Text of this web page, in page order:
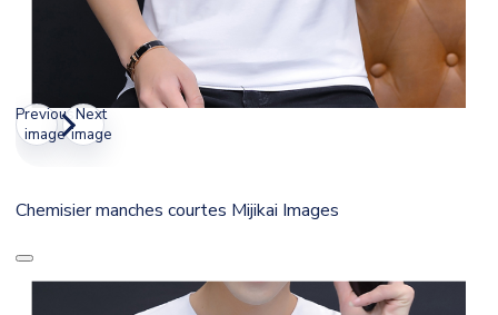
Previous
image
Next
image
Chemisier manches courtes Mijikai Images